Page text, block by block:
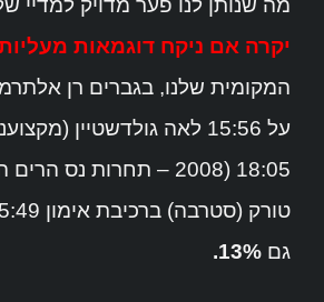
מה שנותן לנו פער מדויק למדיי של
יקרה אם ניקח דוגמאות
המקומית שלנו, בגברים רן
על 15:56 לאה גולדשטיין
18:05 (2008 – תחרות נס
גם 13%.